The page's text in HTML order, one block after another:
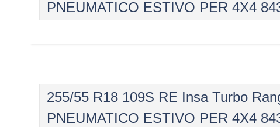
PNEUMATICO ESTIVO PER 4X4
255/55 R18 109S RE Insa Turbo
PNEUMATICO ESTIVO PER 4X4